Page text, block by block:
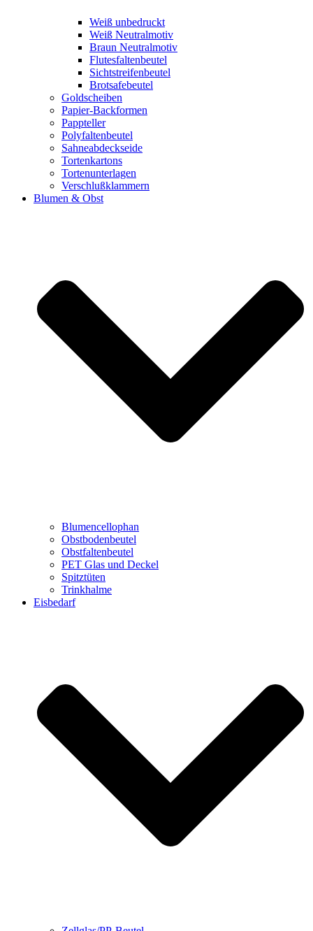
Weiß unbedruckt
Weiß Neutralmotiv
Braun Neutralmotiv
Flutesfaltenbeutel
Sichtstreifenbeutel
Brotsafebeutel
Goldscheiben
Papier-Backformen
Pappteller
Polyfaltenbeutel
Sahneabdeckseide
Tortenkartons
Tortenunterlagen
Verschlußklammern
Blumen & Obst
Blumencellophan
Obstbodenbeutel
Obstfaltenbeutel
PET Glas und Deckel
Spitztüten
Trinkhalme
Eisbedarf